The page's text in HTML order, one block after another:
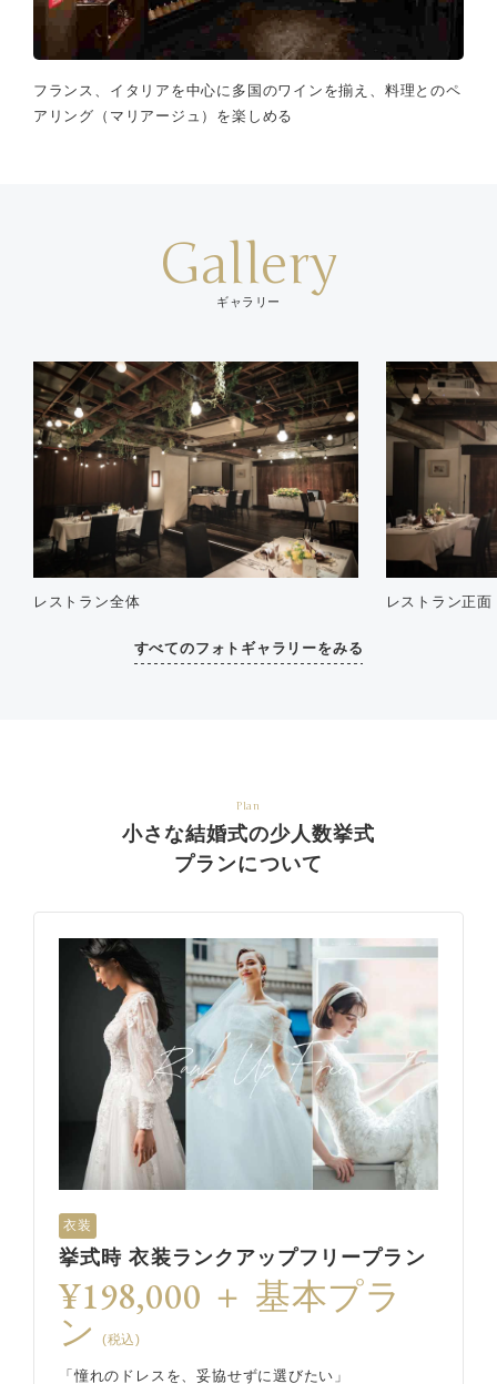
フランス、イタリアを中心に多国のワインを揃え、料理とのペ
アリング（マリアージュ）を楽しめる
Gallery
ギャラリー
レストラン全体 レストラン正面
すべてのフォトギャラリーをみる
Plan
小さな結婚式の少人数挙式
プランについて
衣装
挙式時 衣装ランクアップフリープラン
¥198,000 ＋ 基本プラ
ン (税込)
「憧れのドレスを、妥協せずに選びたい」